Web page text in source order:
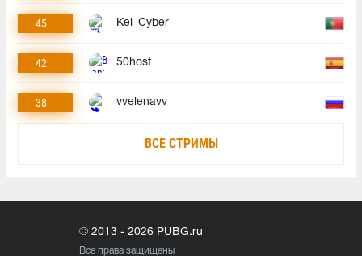
45 Kel_Cyber
42 50host
38 vvelenavv
ВСЕ СТРИМЫ
© 2013 - 2026 PUBG.ru
Все права защищены